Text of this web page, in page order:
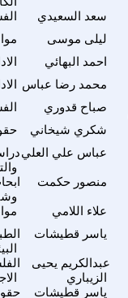
سعد السعيدي
ليلى موسى
احمد البهائي
محمد رضا عباس
صباح قدوري
شكري شيخاني
عباس علي العلي
منصور حكمت
علاء اللامي
ياسر قطيشات
عبدالكريم يحيى
الزيباري
ياسر قطيشات